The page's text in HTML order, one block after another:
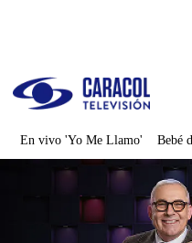
En vivo 'Yo Me Llamo' Bebé